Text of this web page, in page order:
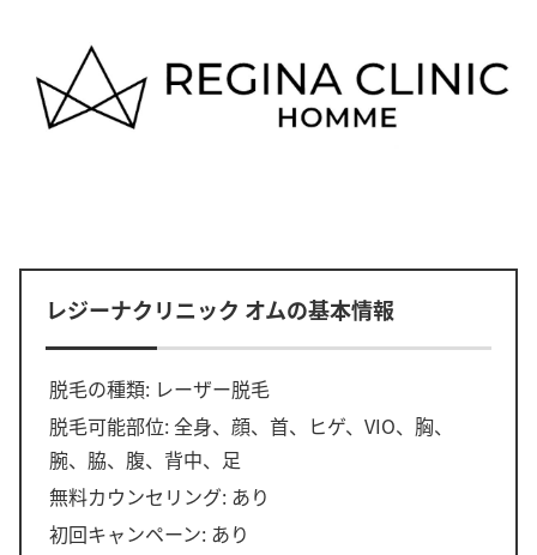
レジーナクリニック オムの基本情報
脱毛の種類: レーザー脱毛
脱毛可能部位: 全身、顔、首、ヒゲ、VIO、胸、
腕、脇、腹、背中、足
無料カウンセリング: あり
初回キャンペーン: あり